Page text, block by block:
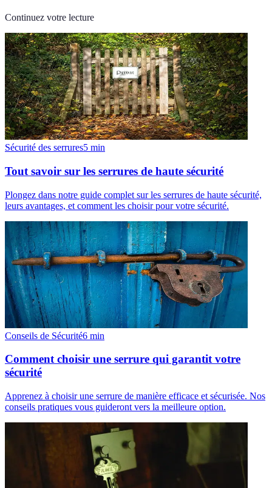
Continuez votre lecture
Sécurité des serrures5 min
Tout savoir sur les serrures de haute sécurité
Plongez dans notre guide complet sur les serrures de haute sécurité,
leurs avantages, et comment les choisir pour votre sécurité.
Conseils de Sécurité6 min
Comment choisir une serrure qui garantit votre
sécurité
Apprenez à choisir une serrure de manière efficace et sécurisée. Nos
conseils pratiques vous guideront vers la meilleure option.